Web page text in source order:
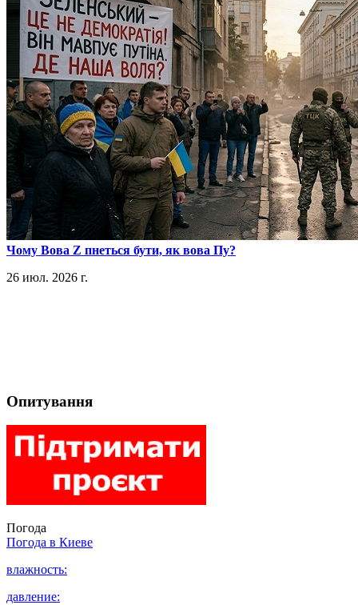
​Чому Вова Z пнеться бути, як вова Пу?
26 июл. 2026 г.
Опитування
Погода
Погода в Киеве
влажность:
давление: